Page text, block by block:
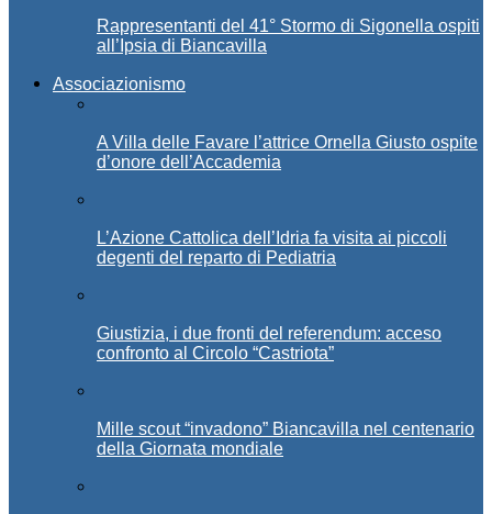
Rappresentanti del 41° Stormo di Sigonella ospiti
all’Ipsia di Biancavilla
Associazionismo
A Villa delle Favare l’attrice Ornella Giusto ospite
d’onore dell’Accademia
L’Azione Cattolica dell’Idria fa visita ai piccoli
degenti del reparto di Pediatria
Giustizia, i due fronti del referendum: acceso
confronto al Circolo “Castriota”
Mille scout “invadono” Biancavilla nel centenario
della Giornata mondiale